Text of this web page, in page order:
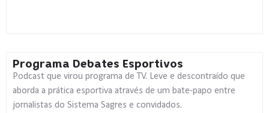
Programa Debates Esportivos
Podcast que virou programa de TV. Leve e descontraído que
aborda a prática esportiva através de um bate-papo entre
jornalistas do Sistema Sagres e convidados.